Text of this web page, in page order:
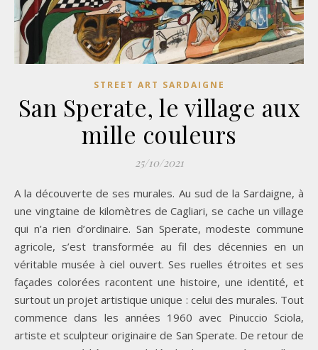
STREET ART SARDAIGNE
San Sperate, le village aux
mille couleurs
25/10/2021
A la découverte de ses murales. Au sud de la Sardaigne, à
une vingtaine de kilomètres de Cagliari, se cache un village
qui n’a rien d’ordinaire. San Sperate, modeste commune
agricole, s’est transformée au fil des décennies en un
véritable musée à ciel ouvert. Ses ruelles étroites et ses
façades colorées racontent une histoire, une identité, et
surtout un projet artistique unique : celui des murales. Tout
commence dans les années 1960 avec Pinuccio Sciola,
artiste et sculpteur originaire de San Sperate. De retour de